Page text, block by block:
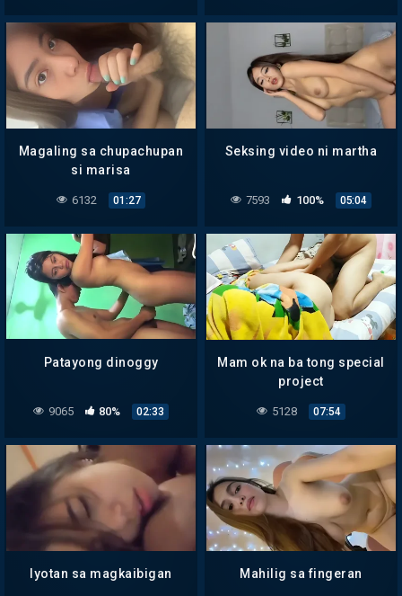
Magaling sa chupachupan
si marisa
6132 01:27
Seksing video ni martha
7593 100% 05:04
Patayong dinoggy
9065 80% 02:33
Mam ok na ba tong special
project
5128 07:54
Iyotan sa magkaibigan Mahilig sa fingeran